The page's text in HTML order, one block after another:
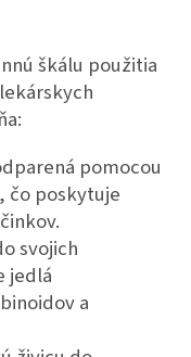
škálu použitia
pomocou
čo poskytuje
svojich
jedlá
a